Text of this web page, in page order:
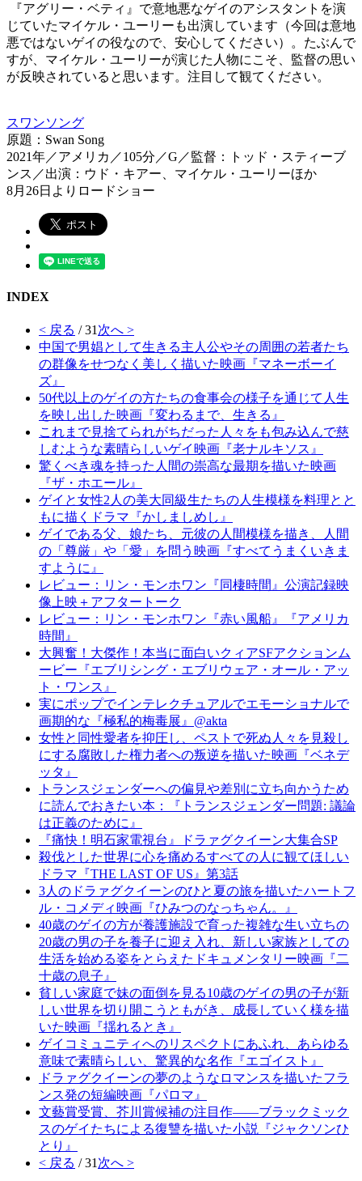
『アグリー・ベティ』で意地悪なゲイのアシスタントを演
じていたマイケル・ユーリーも出演しています（今回は意地
悪ではないゲイの役なので、安心してください）。たぶんで
すが、マイケル・ユーリーが演じた人物にこそ、監督の思い
が反映されていると思います。注目して観てください。
スワンソング
原題：Swan Song
2021年／アメリカ／105分／G／監督：トッド・スティーブ
ンス／出演：ウド・キアー、マイケル・ユーリーほか
8月26日よりロードショー
INDEX
< 戻る / 31 次へ >
中国で男娼として生きる主人公やその周囲の若者たち
の群像をせつなく美しく描いた映画『マネーボーイ
ズ』
50代以上のゲイの方たちの食事会の様子を通じて人生
を映し出した映画『変わるまで、生きる』
これまで見捨てられがちだった人々をも包み込んで慈
しむような素晴らしいゲイ映画『老ナルキソス』
驚くべき魂を持った人間の崇高な最期を描いた映画
『ザ・ホエール』
ゲイと女性2人の美大同級生たちの人生模様を料理とと
もに描くドラマ『かしましめし』
ゲイである父、娘たち、元彼の人間模様を描き、人間
の「尊厳」や「愛」を問う映画『すべてうまくいきま
すように』
レビュー：リン・モンホワン『同棲時間』公演記録映
像上映＋アフタートーク
レビュー：リン・モンホワン『赤い風船』『アメリカ
時間』
大興奮！大傑作！本当に面白いクィアSFアクションム
ービー『エブリシング・エブリウェア・オール・アッ
ト・ワンス』
実にポップでインテレクチュアルでエモーショナルで
画期的な『極私的梅毒展』@akta
女性と同性愛者を抑圧し、ペストで死ぬ人々を見殺し
にする腐敗した権力者への叛逆を描いた映画『ベネデ
ッタ』
トランスジェンダーへの偏見や差別に立ち向かうため
に読んでおきたい本：『トランスジェンダー問題: 議論
は正義のために』
『痛快！明石家電視台』ドラァグクイーン大集合SP
殺伐とした世界に心を痛めるすべての人に観てほしい
ドラマ『THE LAST OF US』第3話
3人のドラァグクイーンのひと夏の旅を描いたハートフ
ル・コメディ映画『ひみつのなっちゃん。』
40歳のゲイの方が養護施設で育った複雑な生い立ちの
20歳の男の子を養子に迎え入れ、新しい家族としての
生活を始める姿をとらえたドキュメンタリー映画『二
十歳の息子』
貧しい家庭で妹の面倒を見る10歳のゲイの男の子が新
しい世界を切り開こうともがき、成長していく様を描
いた映画『揺れるとき』
ゲイコミュニティへのリスペクトにあふれ、あらゆる
意味で素晴らしい、驚異的な名作『エゴイスト』
ドラァグクイーンの夢のようなロマンスを描いたフラ
ンス発の短編映画『パロマ』
文藝賞受賞、芥川賞候補の注目作――ブラックミック
スのゲイたちによる復讐を描いた小説『ジャクソンひ
とり』
< 戻る / 31 次へ >